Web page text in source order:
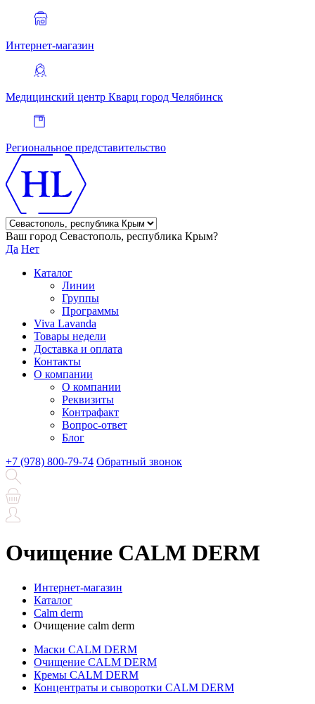
Интернет-магазин
Медицинский центр Кварц город Челябинск
Региональное представительство
Ваш город Севастополь, республика Крым?
Да Нет
Каталог
Линии
Группы
Программы
Viva Lavanda
Товары недели
Доставка и оплата
Контакты
О компании
О компании
Реквизиты
Контрафакт
Вопрос-ответ
Блог
+7 (978) 800-79-74 Обратный звонок
Очищение CALM DERM
Интернет-магазин
Каталог
Calm derm
Очищение calm derm
Маски CALM DERM
Очищение CALM DERM
Кремы CALM DERM
Концентраты и сыворотки CALM DERM